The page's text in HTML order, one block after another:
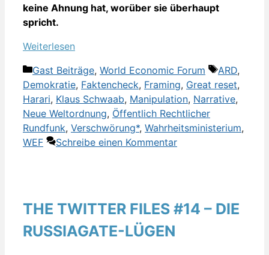
keine Ahnung hat, worüber sie überhaupt
spricht.
Weiterlesen
Kategorien
Gast Beiträge, World Economic Forum ARD,
Demokratie, Faktencheck, Framing, Great reset,
Harari, Klaus Schwaab, Manipulation, Narrative,
Neue Weltordnung, Öffentlich Rechtlicher
Rundfunk, Verschwörung*, Wahrheitsministerium,
WEF
Schreibe einen Kommentar
THE TWITTER FILES #14 – DIE
RUSSIAGATE-LÜGEN